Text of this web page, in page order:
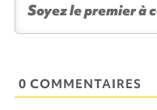
0 COMMENTAIRES